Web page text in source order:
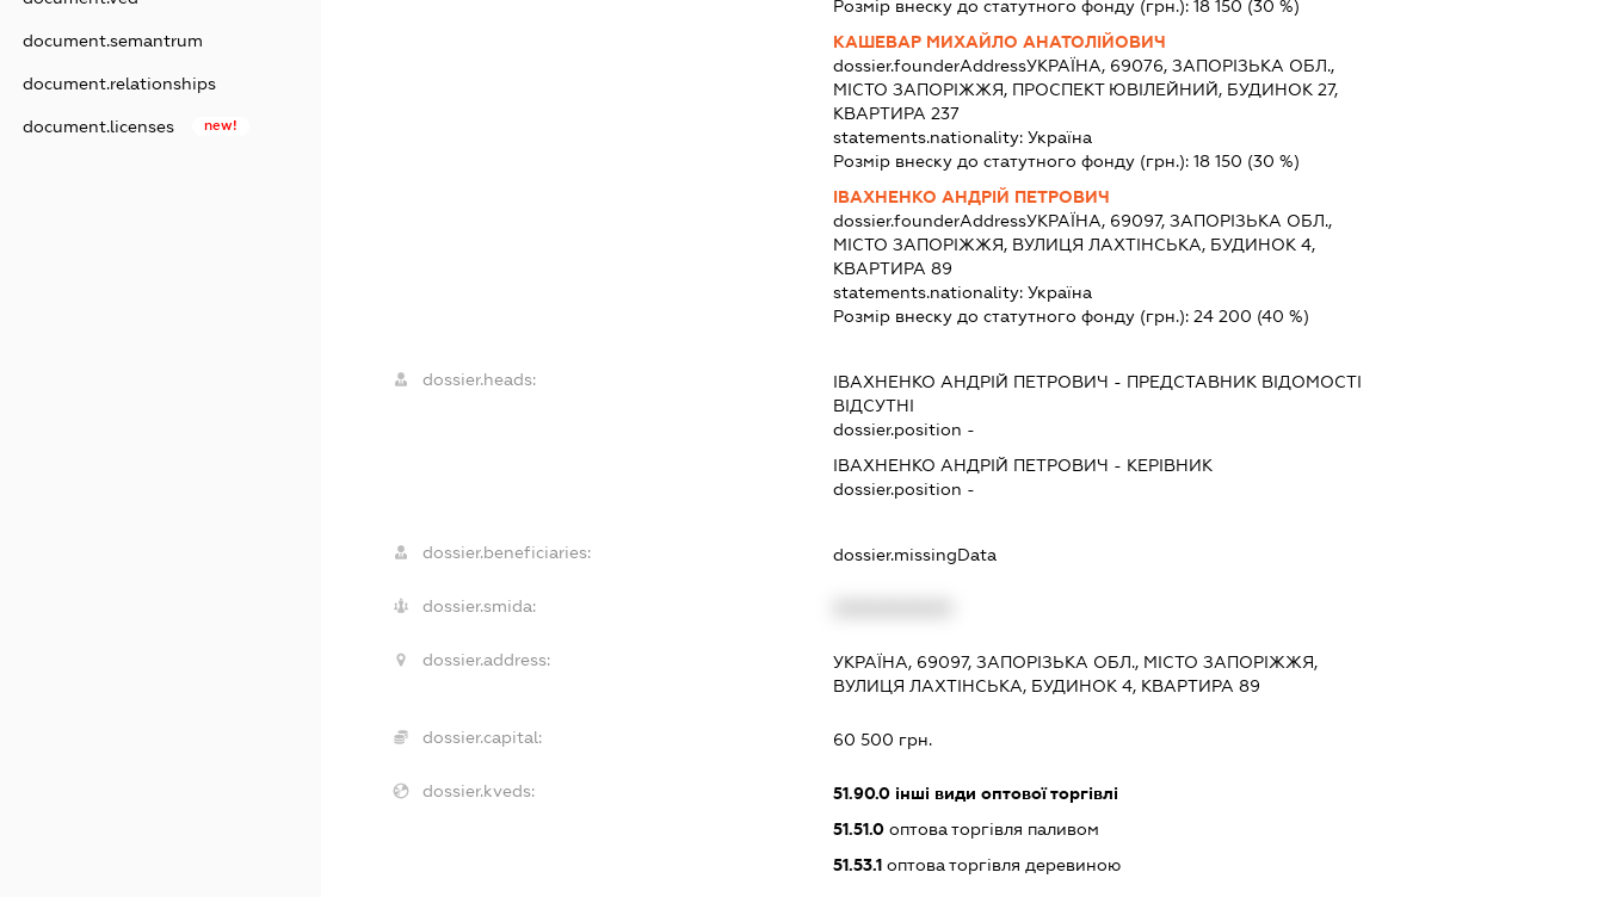
document.semantrum
document.relationships
document.licenses new!
Розмір внеску до статутного фонду (грн.):18 150 (30 %)
КАШЕВАР МИХАЙЛО АНАТОЛІЙОВИЧ
dossier.founderAddressУКРАЇНА, 69076, ЗАПОРІЗЬКА ОБЛ.,
МІСТО ЗАПОРІЖЖЯ, ПРОСПЕКТ ЮВІЛЕЙНИЙ, БУДИНОК 27,
КВАРТИРА 237
statements.nationality:Україна
Розмір внеску до статутного фонду (грн.):18 150 (30 %)
ІВАХНЕНКО АНДРІЙ ПЕТРОВИЧ
dossier.founderAddressУКРАЇНА, 69097, ЗАПОРІЗЬКА ОБЛ.,
МІСТО ЗАПОРІЖЖЯ, ВУЛИЦЯ ЛАХТІНСЬКА, БУДИНОК 4,
КВАРТИРА 89
statements.nationality:Україна
Розмір внеску до статутного фонду (грн.):24 200 (40 %)
dossier.heads: ІВАХНЕНКО АНДРІЙ ПЕТРОВИЧ - ПРЕДСТАВНИК ВІДОМОСТІ
ВІДСУТНІ
dossier.position -
ІВАХНЕНКО АНДРІЙ ПЕТРОВИЧ - КЕРІВНИК
dossier.position -
dossier.beneficiaries: dossier.missingData
dossier.smida:
dossier.address:
УКРАЇНА, 69097, ЗАПОРІЗЬКА ОБЛ., МІСТО ЗАПОРІЖЖЯ,
ВУЛИЦЯ ЛАХТІНСЬКА, БУДИНОК 4, КВАРТИРА 89
dossier.capital: 60 500 грн.
dossier.kveds: 51.90.0 інші види оптової торгівлі
51.51.0 оптова торгівля паливом
51.53.1 оптова торгівля деревиною